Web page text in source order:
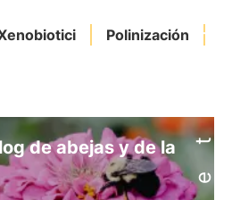
Polinización
de abejas y de la